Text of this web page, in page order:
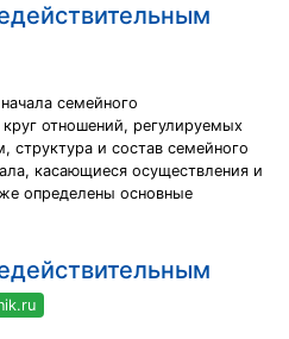
семейного
круг отношений, регулируемых
структура и состав семейного
касающиеся осуществления и
определены основные